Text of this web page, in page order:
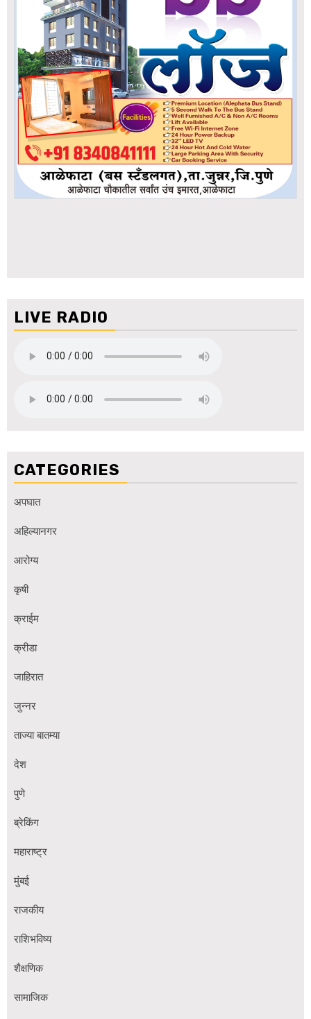
LIVE RADIO
CATEGORIES
अपघात
अहिल्यानगर
आरोग्य
कृषी
क्राईम
क्रीडा
जाहिरात
जुन्नर
ताज्या बातम्या
देश
पुणे
ब्रेकिंग
महाराष्ट्र
मुंबई
राजकीय
राशिभविष्य
शैक्षणिक
सामाजिक